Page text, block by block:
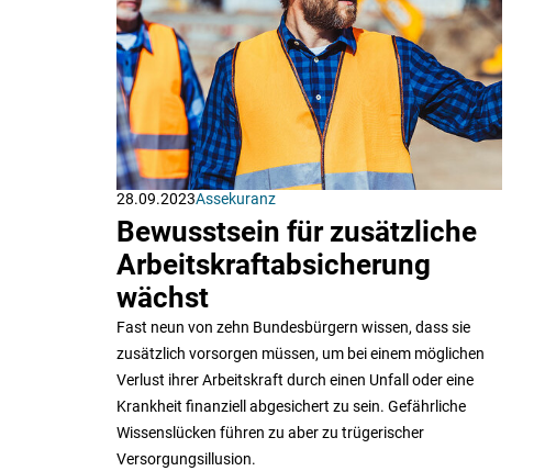
28.09.2023Assekuranz
Bewusstsein für zusätzliche
Arbeitskraftabsicherung
wächst
Fast neun von zehn Bundesbürgern wissen, dass sie
zusätzlich vorsorgen müssen, um bei einem möglichen
Verlust ihrer Arbeitskraft durch einen Unfall oder eine
Krankheit finanziell abgesichert zu sein. Gefährliche
Wissenslücken führen zu aber zu trügerischer
Versorgungsillusion.